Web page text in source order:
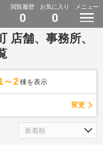
閲覧履歴
0
お気に入り
0
メニュー
店舗、事務所、
～2 棟を表示
変更